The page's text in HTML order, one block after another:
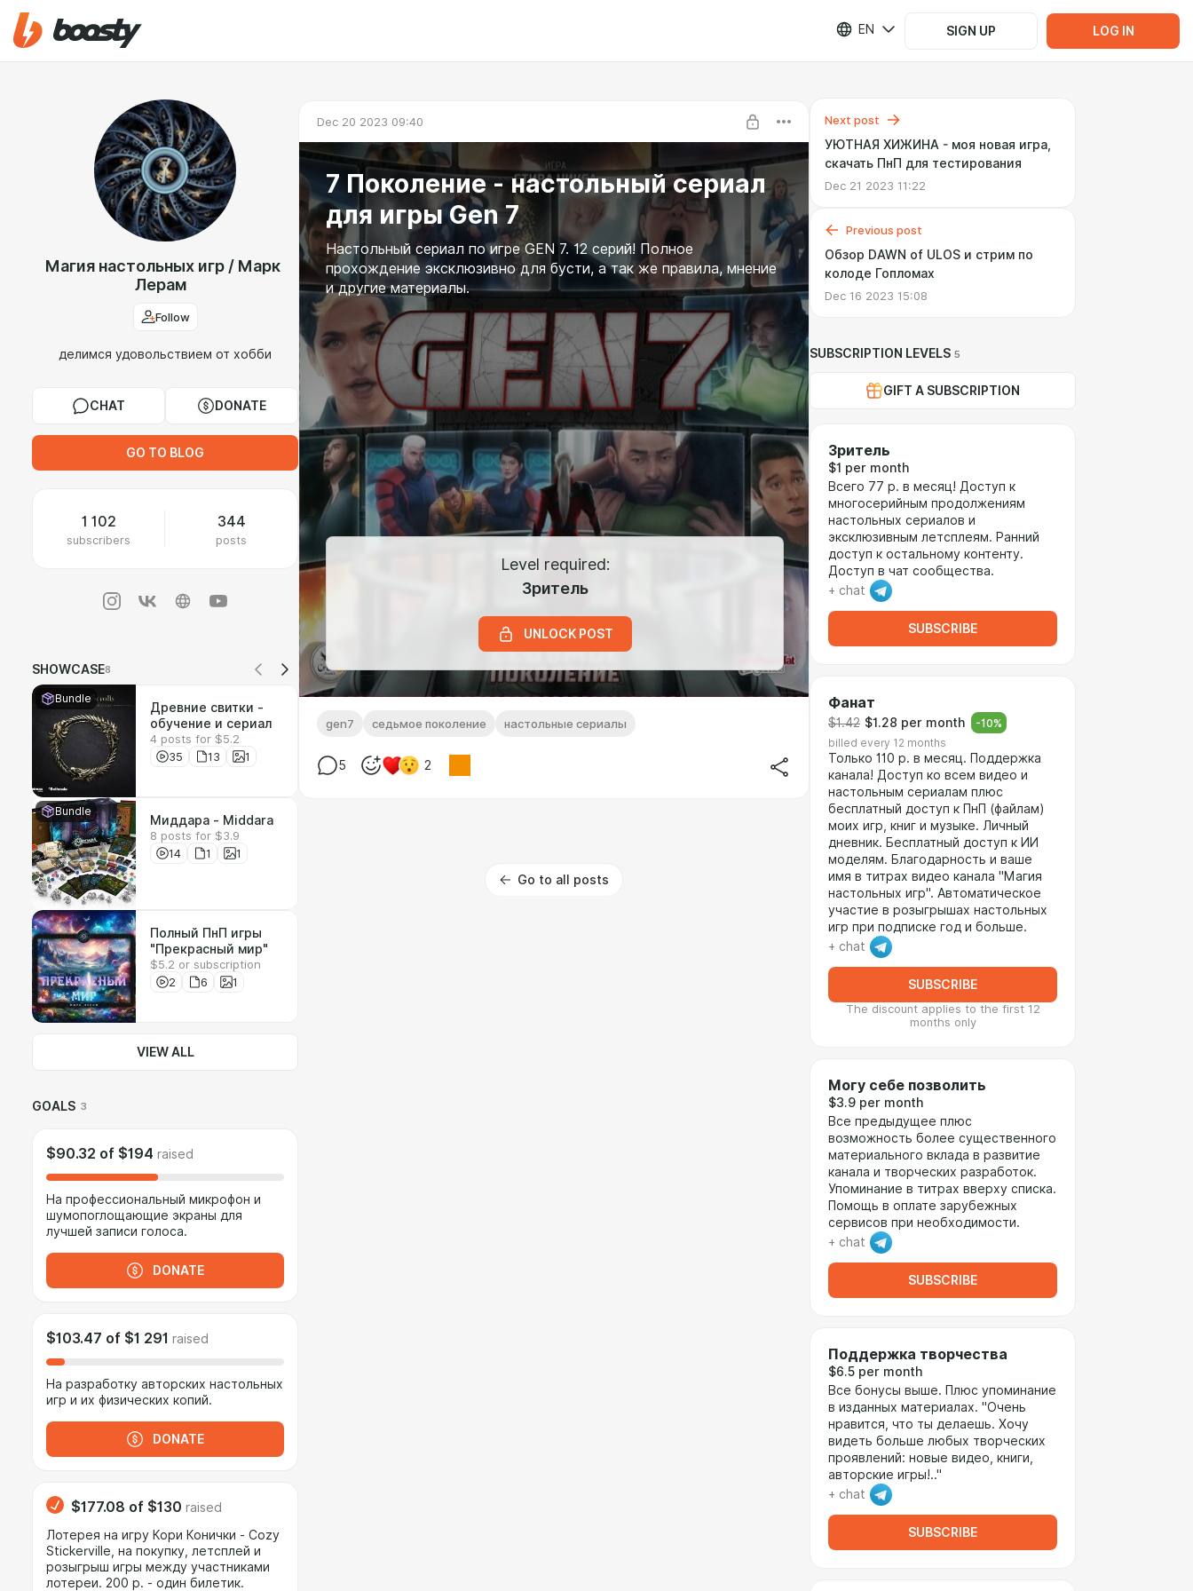
EN SIGN UP LOG IN
Магия настольных игр / Марк
Лерам
Follow
делимся удовольствием от хобби
CHAT DONATE
GO TO BLOG
1 102
subscribers
344
posts
SHOWCASE8
Bundle
Древние свитки -
обучение и сериал
4 posts for $5.2
35
13 1
Bundle
Миддара - Middara
8 posts for $3.9
14
1 1
Полный ПнП игры
"Прекрасный мир"
$5.2 or subscription
2
6 1
VIEW ALL
GOALS 3
$90.32 of $194 raised
На профессиональный микрофон и
шумопоглощающие экраны для
лучшей записи голоса.
DONATE
$103.47 of $1 291 raised
На разработку авторских настольных
игр и их физических копий.
DONATE
$177.08 of $130 raised
Лотерея на игру Кори Конички - Cozy
Stickerville, на покупку, летсплей и
розыгрыш игры между участниками
лотереи. 200 р. - один билетик.
Dec 20 2023 09:40
7 Поколение - настольный сериал
для игры Gen 7
Настольный сериал по игре GEN 7. 12 серий! Полное
прохождение эксклюзивно для бусти, а так же правила, мнение
и другие материалы.
Level required:
Зритель
UNLOCK POST
gen7 седьмое поколение настольные сериалы
5 2
Go to all posts
Next post
УЮТНАЯ ХИЖИНА - моя новая игра,
скачать ПнП для тестирования
Dec 21 2023 11:22
Previous post
Обзор DAWN of ULOS и стрим по
колоде Гопломах
Dec 16 2023 15:08
SUBSCRIPTION LEVELS 5
GIFT A SUBSCRIPTION
Зритель
$1 per month
Всего 77 р. в месяц! Доступ к
многосерийным продолжениям
настольных сериалов и
эксклюзивным летсплеям. Ранний
доступ к остальному контенту.
Доступ в чат сообщества.
+ chat
SUBSCRIBE
Фанат
$1.42 $1.28 per month -10%
billed every 12 months
Только 110 р. в месяц. Поддержка
канала! Доступ ко всем видео и
настольным сериалам плюс
бесплатный доступ к ПнП (файлам)
моих игр, книг и музыке. Личный
дневник. Бесплатный доступ к ИИ
моделям. Благодарность и ваше
имя в титрах видео канала "Магия
настольных игр". Автоматическое
участие в розыгрышах настольных
игр при подписке год и больше.
+ chat
SUBSCRIBE
The discount applies to the first 12
months only
Могу себе позволить
$3.9 per month
Все предыдущее плюс
возможность более существенного
материального вклада в развитие
канала и творческих разработок.
Упоминание в титрах вверху списка.
Помощь в оплате зарубежных
сервисов при необходимости.
+ chat
SUBSCRIBE
Поддержка творчества
$6.5 per month
Все бонусы выше. Плюс упоминание
в изданных материалах. "Очень
нравится, что ты делаешь. Хочу
видеть больше любых творческих
проявлений: новые видео, книги,
авторские игры!.."
+ chat
SUBSCRIBE